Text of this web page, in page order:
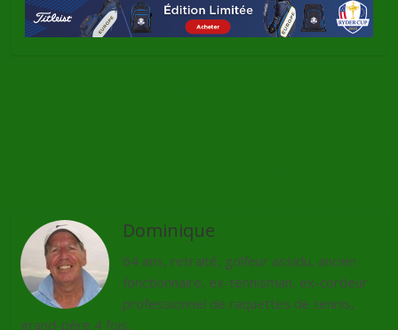
Dominique
64 ans, retraité, golfeur assidu, ancien
fonctionnaire, ex-tennisman, ex-cordeur
professionnel de raquettes de tennis,
grand-père 4 fois.